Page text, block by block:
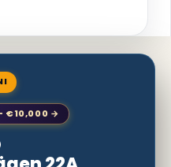
€10,000 →